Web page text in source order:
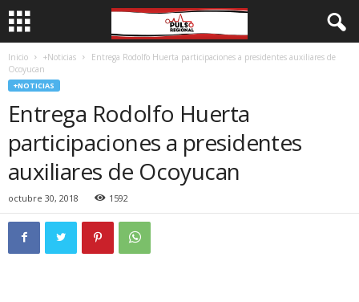
Inicio +Noticias
Entrega Rodolfo Huerta participaciones a presidentes auxiliares de
Ocoyucan
+NOTICIAS
Entrega Rodolfo Huerta
participaciones a presidentes
auxiliares de Ocoyucan
octubre 30, 2018 1592